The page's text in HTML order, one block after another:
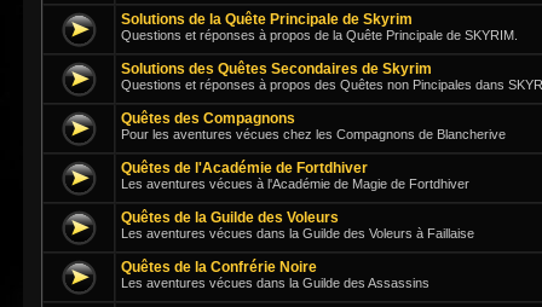
Solutions de la Quête Principale de Skyrim
Questions et réponses à propos de la Quête Principale de SKYRIM.
Solutions des Quêtes Secondaires de Skyrim
Questions et réponses à propos des Quêtes non Pincipales dans
Quêtes des Compagnons
Pour les aventures vécues chez les Compagnons de Blancherive
Quêtes de l'Académie de Fortdhiver
Les aventures vécues à l'Académie de Magie de Fortdhiver
Quêtes de la Guilde des Voleurs
Les aventures vécues dans la Guilde des Voleurs à Faillaise
Quêtes de la Confrérie Noire
Les aventures vécues dans la Guilde des Assassins